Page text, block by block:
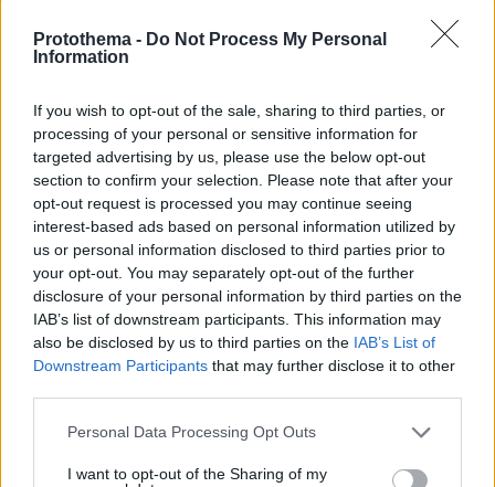
Protothema - Do Not Process My Personal
Information
If you wish to opt-out of the sale, sharing to third parties, or
processing of your personal or sensitive information for
targeted advertising by us, please use the below opt-out
section to confirm your selection. Please note that after your
opt-out request is processed you may continue seeing
interest-based ads based on personal information utilized by
us or personal information disclosed to third parties prior to
your opt-out. You may separately opt-out of the further
disclosure of your personal information by third parties on the
IAB’s list of downstream participants. This information may
also be disclosed by us to third parties on the IAB’s List of
Downstream Participants that may further disclose it to other
Please note that this website/app uses one or more Google
not limited to your visit or usage behaviour. You may click to
Personal Data Processing Opt Outs
I want to opt-out of the Sharing of my
Νεαρή γυναίκα με ακατέργαστη ομορφιά από την
Αιθιοπία έγινε viral, δείτε την εντυπωσιακή
μεταμόρφωσή της από μακιγιέρ
Μυστήριο με το ραντεβού Πεζεσκιάν -